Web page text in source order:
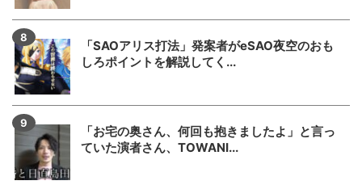
「SAOアリス打法」発案者がeSAO夜空のおも
しろポイントを解説してく...
「お宅の奥さん、何回も抱きましたよ」と言っ
ていた演者さん、TOWANI...